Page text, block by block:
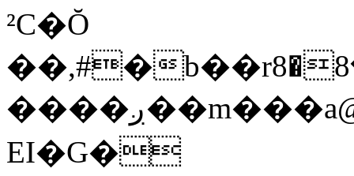
²C�Ŏ
��,#�b��rر�8�8���d5FY�Ƶ��^�W�SIct�9�rJk��p�ؠ+�o�m2@��
����ږ��m���a@ԥP��1��Z�&�x#A��d��|
EI�G�